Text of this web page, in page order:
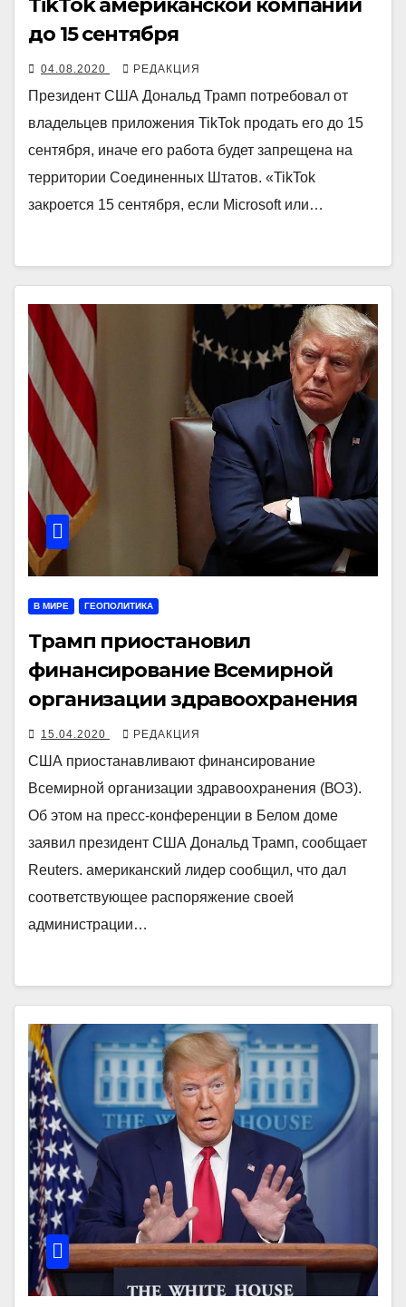
до 15 сентября
04.08.2020 РЕДАКЦИЯ
Президент США Дональд Трамп потребовал от
владельцев приложения TikTok продать его до 15
сентября, иначе его работа будет запрещена на
территории Соединенных Штатов. «TikTok
закроется 15 сентября, если Microsoft или…
В МИРЕ ГЕОПОЛИТИКА
Трамп приостановил
финансирование Всемирной
организации здравоохранения
15.04.2020 РЕДАКЦИЯ
США приостанавливают финансирование
Всемирной организации здравоохранения (ВОЗ).
Об этом на пресс-конференции в Белом доме
заявил президент США Дональд Трамп, сообщает
Reuters. американский лидер сообщил, что дал
соответствующее распоряжение своей
администрации…